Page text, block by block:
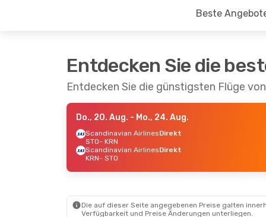
Beste
Entdecken Sie die
Entdecken Sie die günstigsten Flüge
Do., 20. Aug. - Mo., 24. Aug.
Scandinavian AirlinesDirekt
STO- KRN
Scandinavian AirlinesDirekt
KRN- STO
Die auf dieser Seite angegebenen Preise galten
Verfügbarkeit und Preise Änderungen unterliegen.